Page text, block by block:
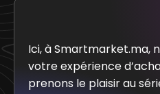
Ici, à Smartmarket.ma,
votre expérience
prenons le plaisir au